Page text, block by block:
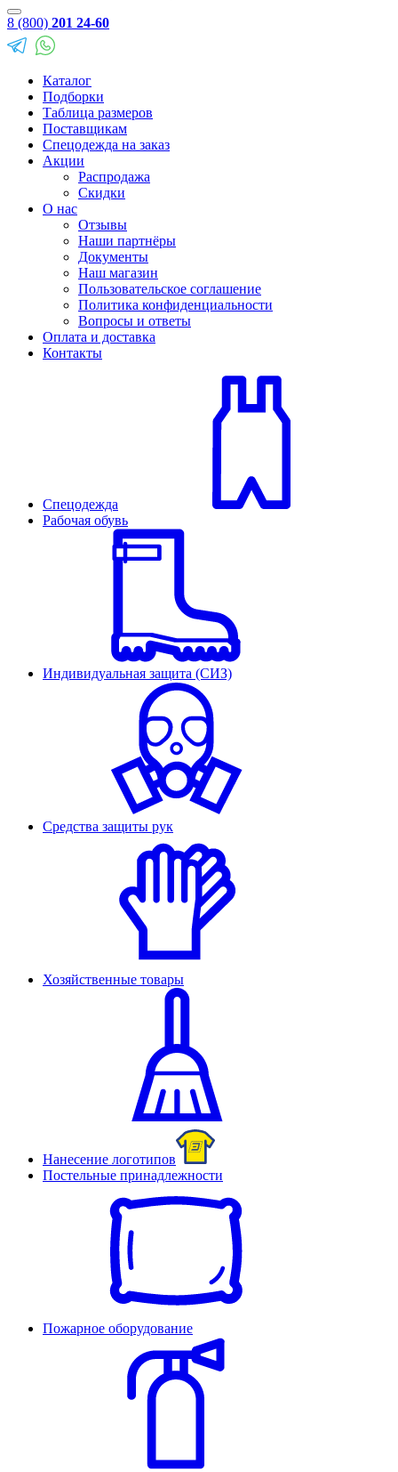
8 (800) 201 24-60
Каталог
Подборки
Таблица размеров
Поставщикам
Спецодежда на заказ
Акции
Распродажа
Скидки
О нас
Отзывы
Наши партнёры
Документы
Наш магазин
Пользовательское соглашение
Политика конфиденциальности
Вопросы и ответы
Оплата и доставка
Контакты
Спецодежда
Рабочая обувь
Индивидуальная защита (СИЗ)
Средства защиты рук
Хозяйственные товары
Нанесение логотипов
Постельные принадлежности
Пожарное оборудование